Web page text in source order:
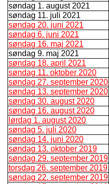
søndag 1. august 2021
søndag 11. juli 2021
søndag 20. juni 2021
søndag 6. juni 2021
søndag 16. maj 2021
søndag 9. maj 2021
søndag 18. april 2021
søndag 11. oktober 2020
søndag 27. september 2020
søndag 13. september 2020
søndag 30. august 2020
søndag 16. august 2020
lørdag 1. august 2020
søndag 5. juli 2020
søndag 14. juni 2020
søndag 13. oktober 2019
søndag 29. september 2019
torsdag 26. september 2019
søndag 22. september 2019